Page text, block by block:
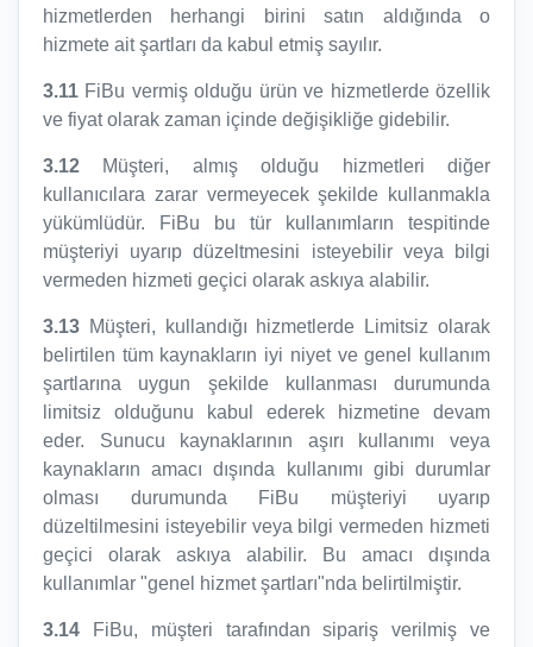
hizmetlerden herhangi birini satın aldığında o
hizmete ait şartları da kabul etmiş sayılır.
3.11 FiBu vermiş olduğu ürün ve hizmetlerde özellik
ve fiyat olarak zaman içinde değişikliğe gidebilir.
3.12 Müşteri, almış olduğu hizmetleri diğer
kullanıcılara zarar vermeyecek şekilde kullanmakla
yükümlüdür. FiBu bu tür kullanımların tespitinde
müşteriyi uyarıp düzeltmesini isteyebilir veya bilgi
vermeden hizmeti geçici olarak askıya alabilir.
3.13 Müşteri, kullandığı hizmetlerde Limitsiz olarak
belirtilen tüm kaynakların iyi niyet ve genel kullanım
şartlarına uygun şekilde kullanması durumunda
limitsiz olduğunu kabul ederek hizmetine devam
eder. Sunucu kaynaklarının aşırı kullanımı veya
kaynakların amacı dışında kullanımı gibi durumlar
olması durumunda FiBu müşteriyi uyarıp
düzeltilmesini isteyebilir veya bilgi vermeden hizmeti
geçici olarak askıya alabilir. Bu amacı dışında
kullanımlar "genel hizmet şartları"nda belirtilmiştir.
3.14 FiBu, müşteri tarafından sipariş verilmiş ve